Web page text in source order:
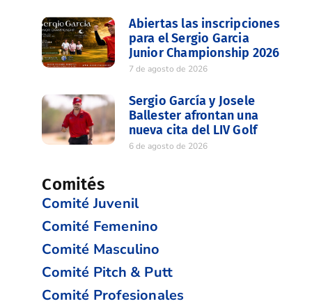
Abiertas las inscripciones
para el Sergio Garcia
Junior Championship 2026
7 de agosto de 2026
Sergio García y Josele
Ballester afrontan una
nueva cita del LIV Golf
6 de agosto de 2026
Comités
Comité Juvenil
Comité Femenino
Comité Masculino
Comité Pitch & Putt
Comité Profesionales